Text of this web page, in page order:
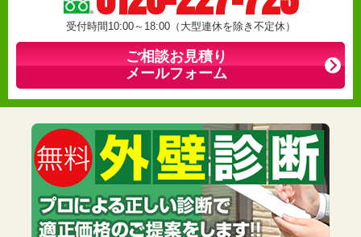
受付時間10:00～18:00（大型連休を除き不定休）
ご相談お見積り
メールフォーム